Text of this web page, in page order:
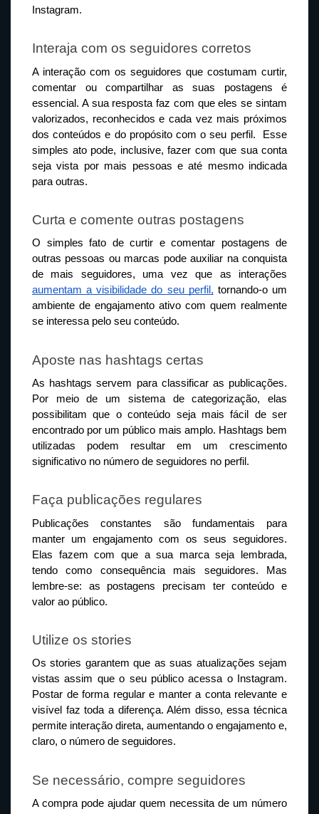
Instagram.
Interaja com os seguidores corretos
A interação com os seguidores que costumam curtir,
comentar ou compartilhar as suas postagens é
essencial. A sua resposta faz com que eles se sintam
valorizados, reconhecidos e cada vez mais próximos
dos conteúdos e do propósito com o seu perfil.  Esse
simples ato pode, inclusive, fazer com que sua conta
seja vista por mais pessoas e até mesmo indicada
para outras.
Curta e comente outras postagens
O simples fato de curtir e comentar postagens de
outras pessoas ou marcas pode auxiliar na conquista
aumentam a visibilidade do seu perfil, tornando-o um
ambiente de engajamento ativo com quem realmente
se interessa pelo seu conteúdo.
Aposte nas hashtags certas
As hashtags servem para classificar as publicações.
Por meio de um sistema de categorização, elas
possibilitam que o conteúdo seja mais fácil de ser
encontrado por um público mais amplo. Hashtags bem
utilizadas podem resultar em um crescimento
significativo no número de seguidores no perfil.
Faça publicações regulares
Publicações constantes são fundamentais para
manter um engajamento com os seus seguidores.
Elas fazem com que a sua marca seja lembrada,
tendo como consequência mais seguidores. Mas
lembre-se: as postagens precisam ter conteúdo e
valor ao público.
Utilize os stories
Os stories garantem que as suas atualizações sejam
vistas assim que o seu público acessa o Instagram.
Postar de forma regular e manter a conta relevante e
visível faz toda a diferença. Além disso, essa técnica
permite interação direta, aumentando o engajamento e,
claro, o número de seguidores.
Se necessário, compre seguidores
A compra pode ajudar quem necessita de um número